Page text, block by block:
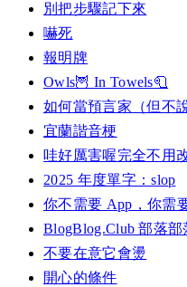
別把步驟記下來
嚇死
報明牌
Owls🦉 In Towels🧻
如何當預言家（但不
宜蘭諧音梗
哇好厲害喔完全不用
2025 年度單字：slop
你不需要 App，你需
BlogBlog.Club 部落部
不要在意它會燙
開心的條件